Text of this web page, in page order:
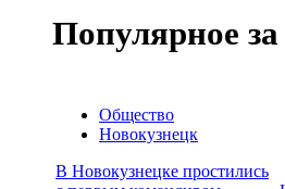
Популярное
Общество
Новокузнецк
В Новокузнецке простились